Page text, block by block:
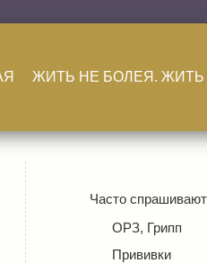
ЖИТЬ НЕ БОЛЕЯ. ЖИТЬ
Часто спрашивают
ОРЗ, Грипп
Прививки